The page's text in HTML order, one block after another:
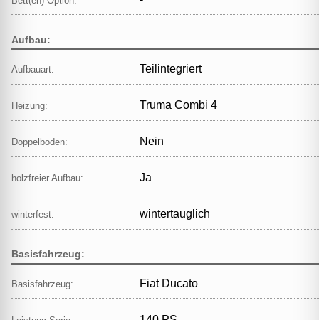
Aufbau:
Aufbauart: Teilintegriert
Heizung: Truma Combi 4
Doppelboden: Nein
holzfreier Aufbau: Ja
winterfest: wintertauglich
Basisfahrzeug:
Basisfahrzeug: Fiat Ducato